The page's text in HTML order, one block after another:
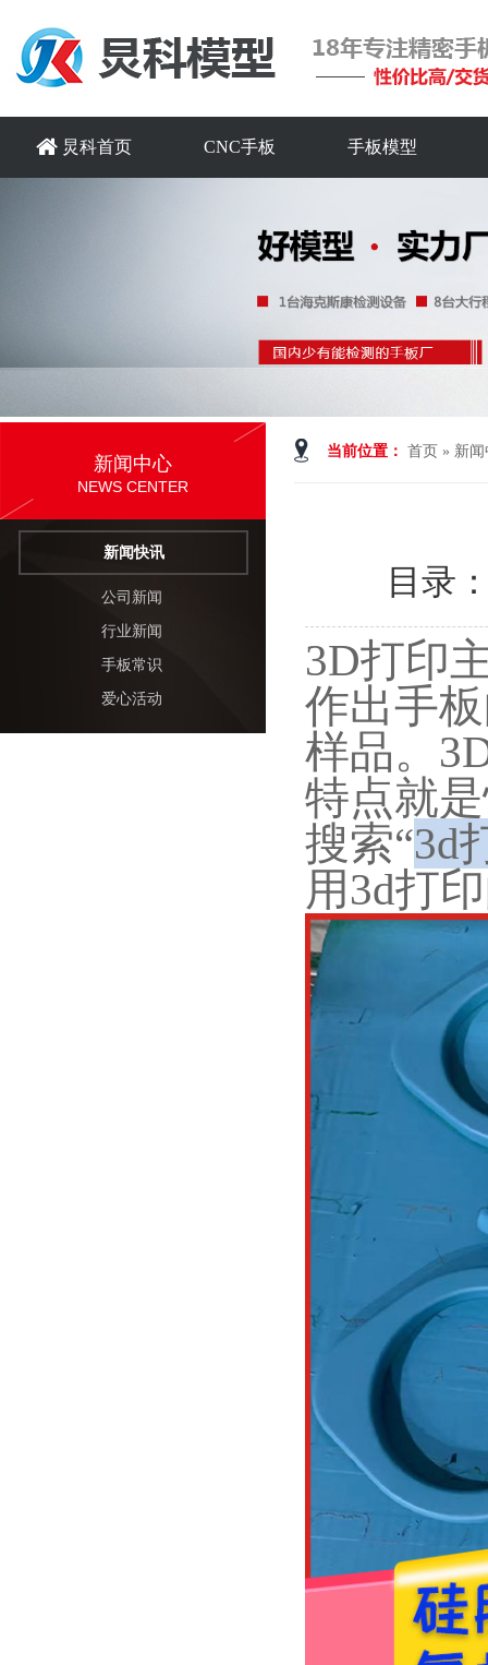
炅科首页 CNC手板 手板模型
当前位置： 首页 » 新
目录
3D打印
作出手
样品。
特点就
搜索“3d
用3d打
新闻中心
NEWS CENTER
新闻快讯
公司新闻
行业新闻
手板常识
爱心活动